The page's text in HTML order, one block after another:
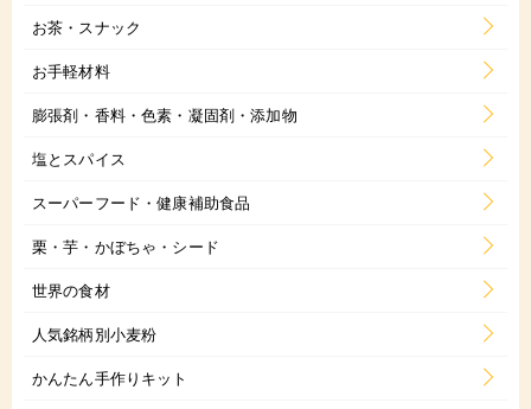
お茶・スナック
お手軽材料
膨張剤・香料・色素・凝固剤・添加物
塩とスパイス
スーパーフード・健康補助食品
栗・芋・かぼちゃ・シード
世界の食材
人気銘柄別小麦粉
かんたん手作りキット